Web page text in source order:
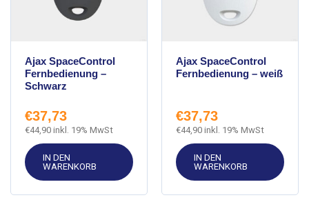
Ajax SpaceControl
Fernbedienung –
Schwarz
€37,73
€44,90 inkl. 19% MwSt
IN DEN
WARENKORB
Ajax SpaceControl
Fernbedienung – weiß
€37,73
€44,90 inkl. 19% MwSt
IN DEN
WARENKORB